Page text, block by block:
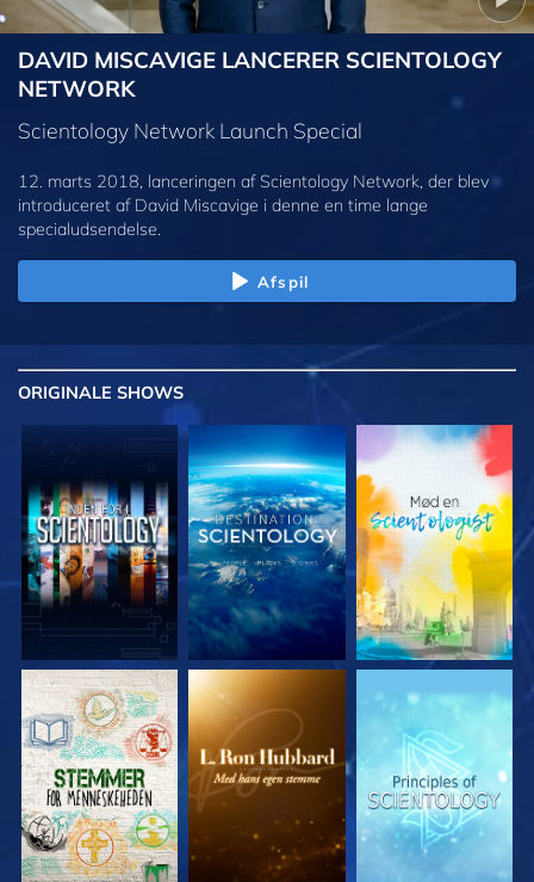
DAVID MISCAVIGE LANCERER SCIENTOLOGY
NETWORK
Scientology Network Launch Special
12. marts 2018, lanceringen af Scientology Network, der blev
introduceret af David Miscavige i denne en time lange
specialudsendelse.
Afspil
ORIGINALE SHOWS
UDFORSK SERIEN UDFORSK SERIEN UDFORSK SERIEN